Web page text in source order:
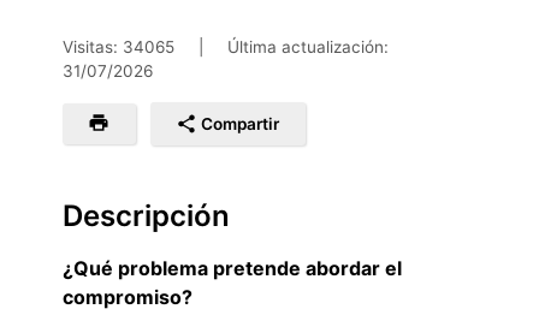
Visitas: 34065
Última actualización:
31/07/2026
Compartir
Descripción
¿Qué problema pretende abordar el
compromiso?